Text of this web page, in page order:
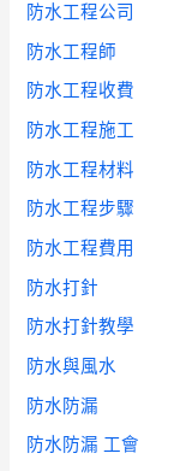
防水工程公司
防水工程師
防水工程收費
防水工程施工
防水工程材料
防水工程步驟
防水工程費用
防水打針
防水打針教學
防水與風水
防水防漏
防水防漏 工會